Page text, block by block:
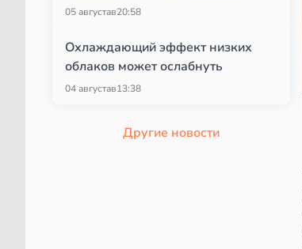
05 августав20:58
Охлаждающий эффект низких
облаков может ослабнуть
04 августав13:38
Другие новости